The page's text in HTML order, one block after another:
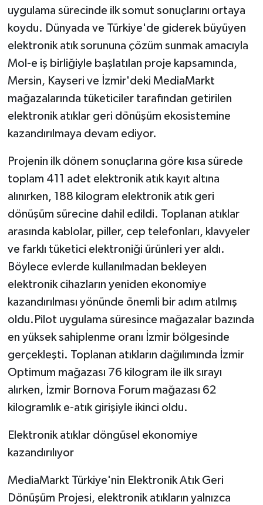
uygulama sürecinde ilk somut sonuçlarını ortaya
koydu. Dünyada ve Türkiye'de giderek büyüyen
elektronik atık sorununa çözüm sunmak amacıyla
Mol-e iş birliğiyle başlatılan proje kapsamında,
Mersin, Kayseri ve İzmir'deki MediaMarkt
mağazalarında tüketiciler tarafından getirilen
elektronik atıklar geri dönüşüm ekosistemine
kazandırılmaya devam ediyor.
Projenin ilk dönem sonuçlarına göre kısa sürede
toplam 411 adet elektronik atık kayıt altına
alınırken, 188 kilogram elektronik atık geri
dönüşüm sürecine dahil edildi. Toplanan atıklar
arasında kablolar, piller, cep telefonları, klavyeler
ve farklı tüketici elektroniği ürünleri yer aldı.
Böylece evlerde kullanılmadan bekleyen
elektronik cihazların yeniden ekonomiye
kazandırılması yönünde önemli bir adım atılmış
oldu.Pilot uygulama süresince mağazalar bazında
en yüksek sahiplenme oranı İzmir bölgesinde
gerçekleşti. Toplanan atıkların dağılımında İzmir
Optimum mağazası 76 kilogram ile ilk sırayı
alırken, İzmir Bornova Forum mağazası 62
kilogramlık e-atık girişiyle ikinci oldu.
Elektronik atıklar döngüsel ekonomiye
kazandırılıyor
MediaMarkt Türkiye'nin Elektronik Atık Geri
Dönüşüm Projesi, elektronik atıkların yalnızca